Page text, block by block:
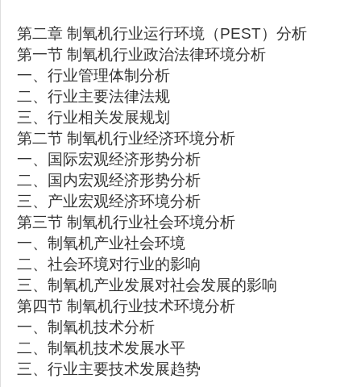
第二章 制氧机行业运行环境（PEST）分析
第一节 制氧机行业政治法律环境分析
一、行业管理体制分析
二、行业主要法律法规
三、行业相关发展规划
第二节 制氧机行业经济环境分析
一、国际宏观经济形势分析
二、国内宏观经济形势分析
三、产业宏观经济环境分析
第三节 制氧机行业社会环境分析
一、制氧机产业社会环境
二、社会环境对行业的影响
三、制氧机产业发展对社会发展的影响
第四节 制氧机行业技术环境分析
一、制氧机技术分析
二、制氧机技术发展水平
三、行业主要技术发展趋势